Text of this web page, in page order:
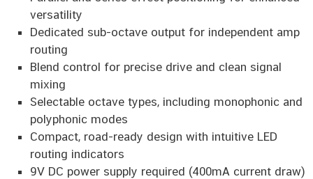
versatility
Dedicated sub-octave output for independent amp
routing
Blend control for precise drive and clean signal
mixing
Selectable octave types, including monophonic and
polyphonic modes
Compact, road-ready design with intuitive LED
routing indicators
9V DC power supply required (400mA current draw)